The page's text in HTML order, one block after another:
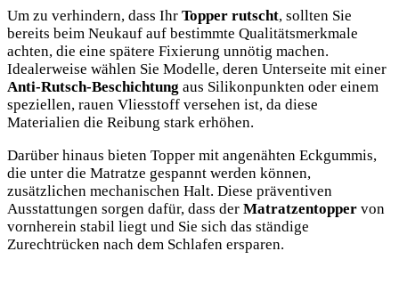
Um zu verhindern, dass Ihr Topper rutscht, sollten Sie
bereits beim Neukauf auf bestimmte Qualitätsmerkmale
achten, die eine spätere Fixierung unnötig machen.
Idealerweise wählen Sie Modelle, deren Unterseite mit einer
Anti-Rutsch-Beschichtung aus Silikonpunkten oder einem
speziellen, rauen Vliesstoff versehen ist, da diese
Materialien die Reibung stark erhöhen.
Darüber hinaus bieten Topper mit angenähten Eckgummis,
die unter die Matratze gespannt werden können,
zusätzlichen mechanischen Halt. Diese präventiven
Ausstattungen sorgen dafür, dass der Matratzentopper von
vornherein stabil liegt und Sie sich das ständige
Zurechtrücken nach dem Schlafen ersparen.